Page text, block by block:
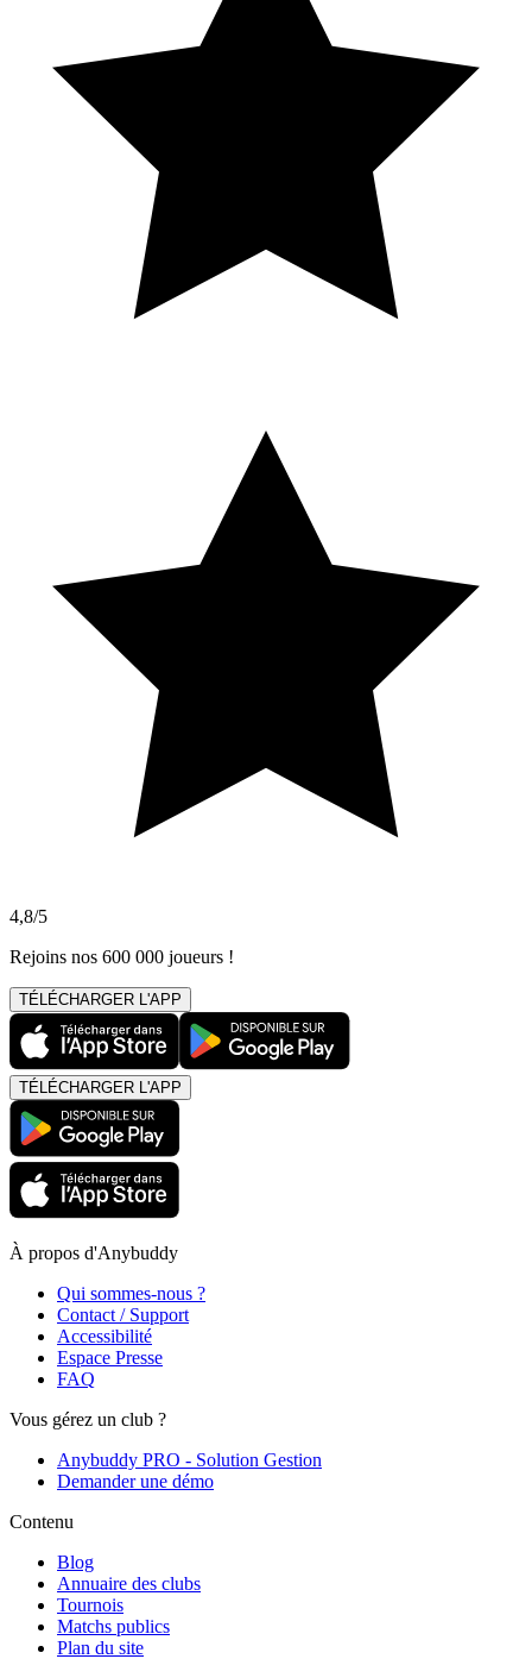
4,8/5
Rejoins nos 600 000 joueurs !
TÉLÉCHARGER L'APP
TÉLÉCHARGER L'APP
À propos d'Anybuddy
Qui sommes-nous ?
Contact / Support
Accessibilité
Espace Presse
FAQ
Vous gérez un club ?
Anybuddy PRO - Solution Gestion
Demander une démo
Contenu
Blog
Annuaire des clubs
Tournois
Matchs publics
Plan du site